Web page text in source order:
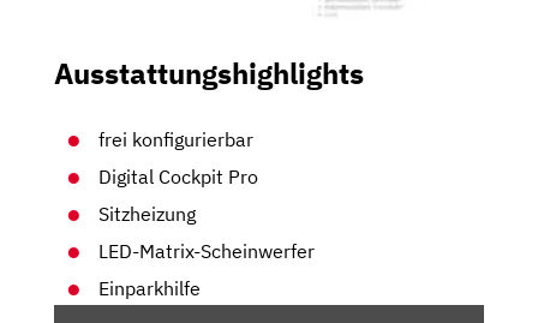
Ausstattungshighlights
frei konfigurierbar
Digital Cockpit Pro
Sitzheizung
LED-Matrix-Scheinwerfer
Einparkhilfe